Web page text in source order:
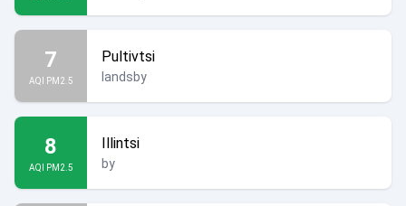
7
AQI PM2.5
Pultivtsi
landsby
8
AQI PM2.5
Illintsi
by